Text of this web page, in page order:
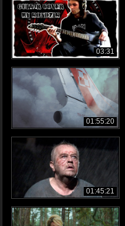
03:31
01:55:20
01:45:21